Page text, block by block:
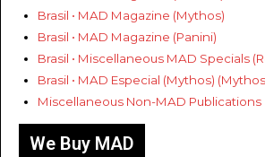
Brasil • MAD Magazine (Mythos)
Brasil • MAD Magazine (Panini)
Brasil • Miscellaneous MAD Specials
Brasil • MAD Especial (Mythos)
Miscellaneous Non-MAD Publications
We Buy MAD